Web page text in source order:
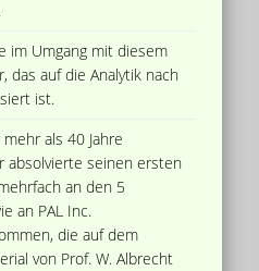
im Umgang mit diesem
das auf die Analytik nach
ist.
als 40 Jahre
absolvierte seinen ersten
an den 5
an PAL Inc.
die auf dem
von Prof. W. Albrecht